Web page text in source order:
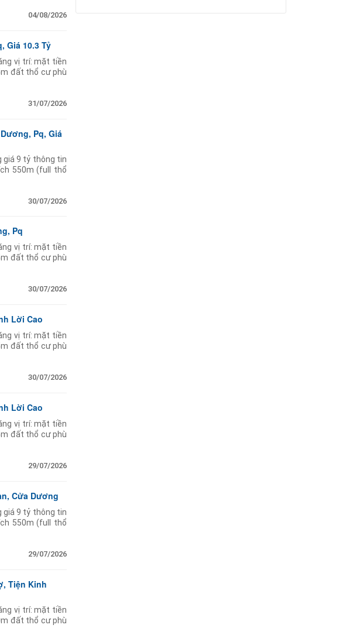
04/08/2026
Giá 10.3 Tỷ
vị trí: mặt tiền
đất thổ cư phù
31/07/2026
Pq, Giá
giá 9 tỷ thông tin
550m (full thổ
30/07/2026
Pq
vị trí: mặt tiền
đất thổ cư phù
30/07/2026
Lời Cao
vị trí: mặt tiền
đất thổ cư phù
30/07/2026
Lời Cao
vị trí: mặt tiền
đất thổ cư phù
29/07/2026
Cửa Dương
giá 9 tỷ thông tin
550m (full thổ
29/07/2026
Tiện Kinh
vị trí: mặt tiền
đất thổ cư phù